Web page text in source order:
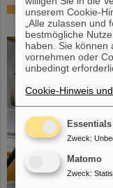
Wo sich Protonen
GSI/FAIR-
unserem Cookie-
„Alle zulassen und
bestmögliche
haben. Sie können
vornehmen oder
unbedingt
Cookie-Hinweis
Essentials
Zweck:
Matomo
Zweck: